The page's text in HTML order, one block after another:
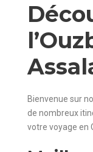
Bienvenue sur
de nombreux
votre voyage en